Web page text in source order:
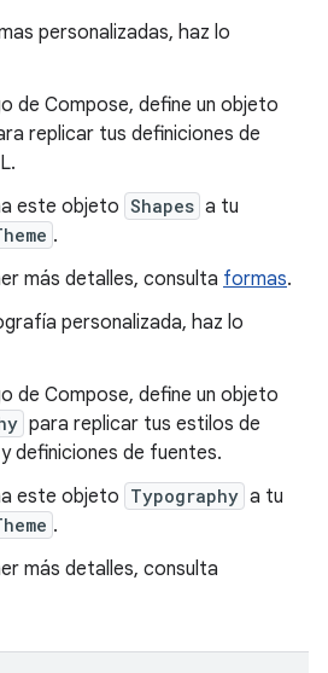
personalizadas, haz lo
de Compose, define un objeto
replicar tus definiciones de
este objeto Shapes a tu
.
más detalles, consulta formas.
personalizada, haz lo
de Compose, define un objeto
para replicar tus estilos de
definiciones de fuentes.
este objeto Typography a tu
.
más detalles, consulta